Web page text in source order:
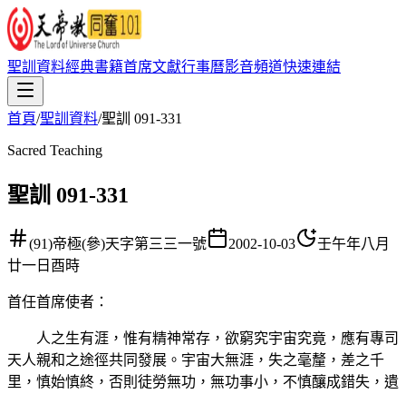
聖訓資料經典書籍首席文獻行事曆影音頻道快速連結
首頁/聖訓資料/聖訓 091-331
Sacred Teaching
聖訓 091-331
(91)帝極(參)天字第三三一號 2002-10-03
壬午年八月
廿一日酉時
首任首席使者 ：
人之生有涯，惟有精神常存，欲窮究宇宙究竟，應有專司
天人親和之途徑共同發展。宇宙大無涯，失之毫釐，差之千
里，慎始慎終，否則徒勞無功，無功事小，不慎釀成錯失，遺